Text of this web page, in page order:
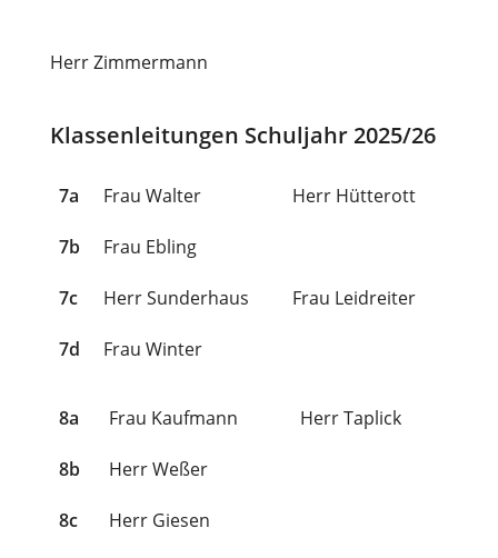
Herr Zimmermann
Klassenleitungen Schuljahr 2025/26
7a Frau Walter Herr Hütterott
7b Frau Ebling
7c Herr Sunderhaus Frau Leidreiter
7d Frau Winter
8a Frau Kaufmann Herr Taplick
8b Herr Weßer
8c Herr Giesen